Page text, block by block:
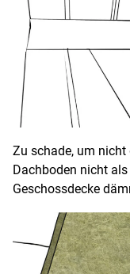
Zu schade, um nicht
Dachboden nicht
Geschossdecke